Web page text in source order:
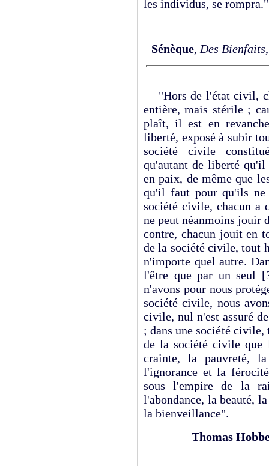
les individus, se rompra."
Sénèque, Des Bienfaits
"Hors de l'état civil,
entière, mais stérile ;
plaît, il est en
liberté, exposé à subir
société civile
qu'autant de liberté
en paix, de même que
qu'il faut pour qu'ils ne
société civile, chacun a
ne peut néanmoins jouir
contre, chacun jouit en
de la société civile, tout
n'importe quel autre.
l'être que par un seul
n'avons pour nous
société civile, nous
civile, nul n'est assuré
; dans une société
de la société civile que
crainte, la pauvreté,
l'ignorance et la
sous l'empire de la
l'abondance, la beauté,
la bienveillance".
Thomas